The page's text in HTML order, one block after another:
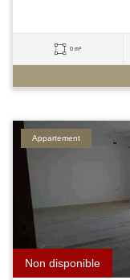
0 m²
Non disponible
Appartement